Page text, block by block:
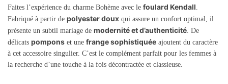
Faites l’expérience du charme Bohème avec le foulard Kendall
Fabriqué à partir de polyester doux qui assure un confort optimal, il
présente un subtil mariage de modernité et d’authenticité . De
délicats pompons et une frange sophistiquée ajoutent du caractère
à cet accessoire singulier. C’est le complément parfait pour les femmes à
la recherche d’une touche à la fois décontractée et classieuse.